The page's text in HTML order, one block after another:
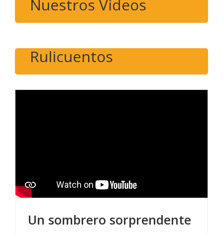
Nuestros Videos
Rulicuentos
Un sombrero sorprendente